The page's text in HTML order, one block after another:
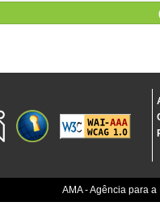
AMA - Agência para